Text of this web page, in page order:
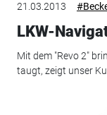
21.03.2013
LKW-
Mit dem "Revo 2"
taugt, zeigt unser